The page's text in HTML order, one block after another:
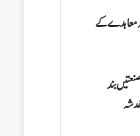
معاہدے کے
حب ڈیم بھرنے کے باوجود عوام،300صنعتیں بند